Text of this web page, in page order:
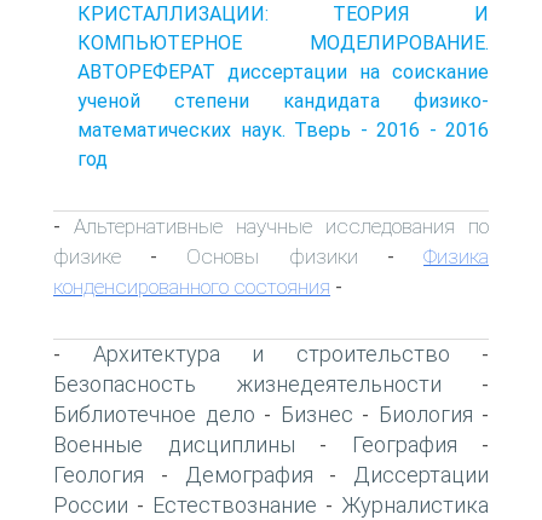
КРИСТАЛЛИЗАЦИИ: ТЕОРИЯ И
КОМПЬЮТЕРНОЕ МОДЕЛИРОВАНИЕ.
АВТОРЕФЕРАТ диссертации на соискание
ученой степени кандидата физико-
математических наук. Тверь - 2016 - 2016
год
- Альтернативные научные исследования по
физике - Основы физики -Физика
конденсированного состояния -
- Архитектура и строительство -
Безопасность жизнедеятельности -
Библиотечное дело - Бизнес - Биология -
Военные дисциплины - География -
Геология - Демография -
Диссертации
России - Естествознание - Журналистика